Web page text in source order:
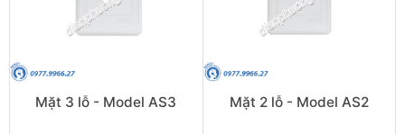
Mặt 3 lỗ - Model AS3 Mặt 2 lỗ - Model AS2